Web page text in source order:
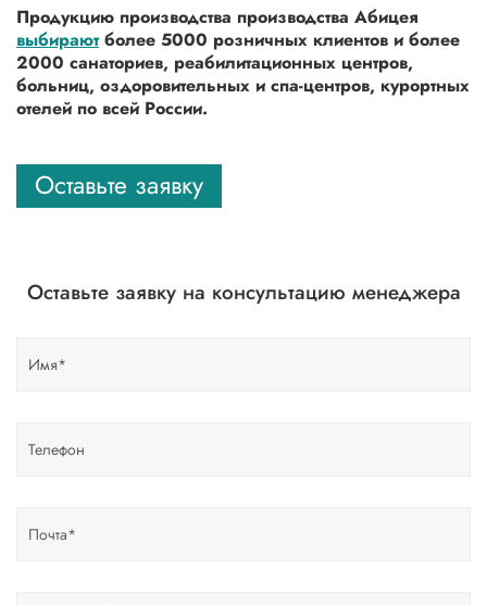
Продукцию производства производства Абицея
выбираютболее 5000 розничных клиентов и более
2000 санаториев, реабилитационных центров,
больниц, оздоровительных и спа-центров, курортных
отелей по всей России.
Оставьте заявку
Оставьте заявку на консультацию менеджера